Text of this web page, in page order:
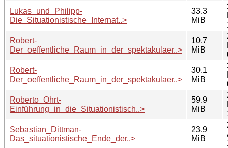
Lukas_und_Philipp-
Die_Situationistische_Internat..>
33.3
MiB
Robert-
Der_oeffentliche_Raum_in_der_spektakulaer..>
10.7
MiB
Robert-
Der_oeffentliche_Raum_in_der_spektakulaer..>
30.1
MiB
Roberto_Ohrt-
Einführung_in_die_Situationistisch..>
59.9
MiB
Sebastian_Dittman-
Das_situationistische_Ende_der..>
23.9
MiB